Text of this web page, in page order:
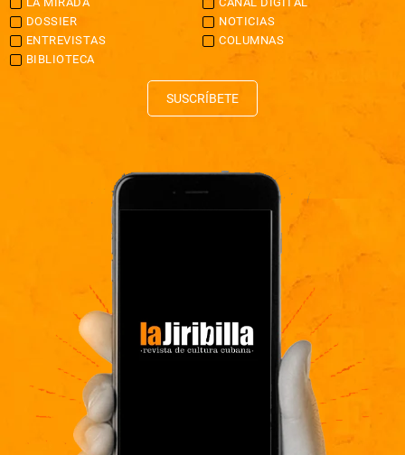
DOSSIER
NOTICIAS
ENTREVISTAS
COLUMNAS
BIBLIOTECA
SUSCRÍBETE